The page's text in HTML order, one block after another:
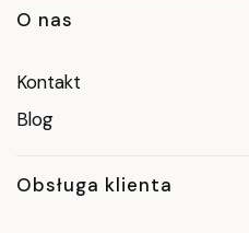
Linki w stopce
O nas
Kontakt
Blog
Obsługa klienta